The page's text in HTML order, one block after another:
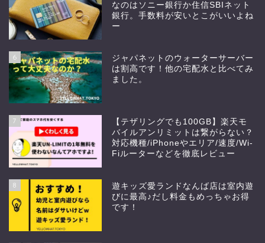
なのはソニー銀行か住信SBIネット
銀行。手数料が安いとこがいいよね
ー
6
ジャパネットのウォーターサーバー
は割高です！他の宅配水と比べてみ
ました。
7
【テザリングでも100GB】楽天モ
バイルアンリミットは繋がらない？
対応機種/iPhoneやエリア/速度/Wi-
Fiルーターなどを徹底レビュー
8
遊キッズ愛ランドなんば店は室内遊
びに最高♪だし料金もめっちゃお得
です！